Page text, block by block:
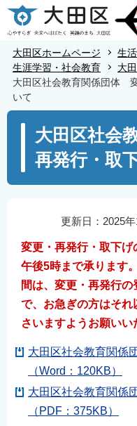
こ
の
す
大田区ホームページ 生
生涯学習・社会教育
大
大田区社会教育関係団体
いて
大田区社会
再発行・取
更新日：2025
変更・再発行・取下げ
午後5時まで承ります
間は、変更・再発行
で、お急ぎの方はそ
さいますようお願いい
大田区社会教育関係
（Word：120KB）
大田区社会教育関係
（PDF：375KB）